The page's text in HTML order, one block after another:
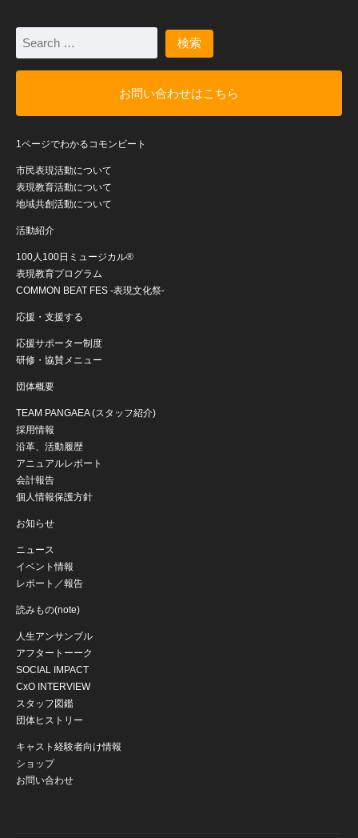
お問い合わせはこちら
1ページでわかるコモンビート
市民表現活動について
表現教育活動について
地域共創活動について
活動紹介
100人100日ミュージカル®
表現教育プログラム
COMMON BEAT FES -表現文化祭-
応援・支援する
応援サポーター制度
研修・協賛メニュー
団体概要
TEAM PANGAEA (スタッフ紹介)
採用情報
沿革、活動履歴
アニュアルレポート
会計報告
個人情報保護方針
お知らせ
ニュース
イベント情報
レポート／報告
読みもの(note)
人生アンサンブル
アフタートーーク
SOCIAL IMPACT
CxO INTERVIEW
スタッフ図鑑
団体ヒストリー
キャスト経験者向け情報
ショップ
お問い合わせ